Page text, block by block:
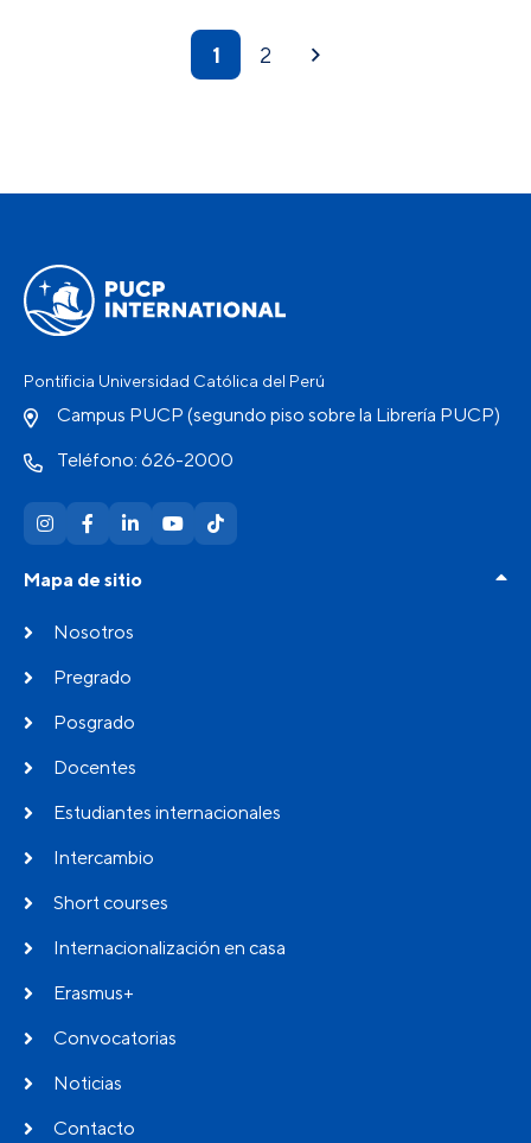
1 2
Pontificia Universidad Católica del Perú
Campus PUCP (segundo piso sobre la Librería PUCP)
Teléfono: 626-2000
Mapa de sitio
Nosotros
Pregrado
Posgrado
Docentes
Estudiantes internacionales
Intercambio
Short courses
Internacionalización en casa
Erasmus+
Convocatorias
Noticias
Contacto